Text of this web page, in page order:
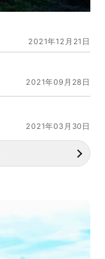
2021年12月21日
2021年09月28日
2021年03月30日